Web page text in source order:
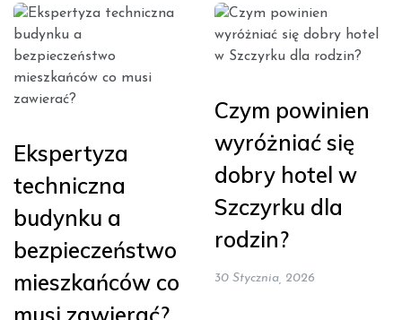
Ekspertyza
techniczna
budynku a
bezpieczeństwo
mieszkańców co
Czym powinien
wyróżniać się
dobry hotel w
Szczyrku dla
rodzin?
30 Stycznia, 2026